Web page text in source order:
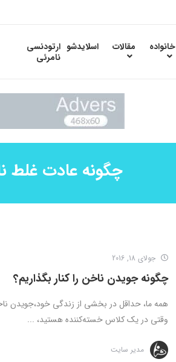
خانواده مقالات اسلایدشو ارتودنسی
نامرئی
چگونه عادت غلط
جولای 18, 2016
چگونه جویدن ناخن را کنار بگذاریم؟
همه ما، حداقل در بخشی از زندگی خود،جویدن
وقتی در یک کلاس خسته‌کننده هستید، ...
مدیر سایت